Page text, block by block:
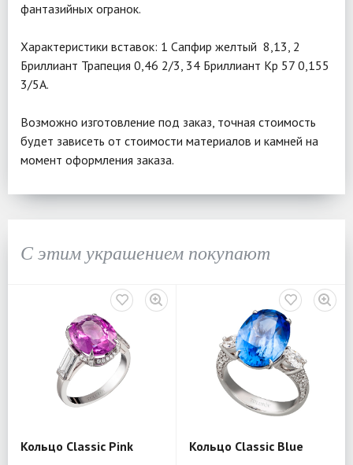
фантазийных огранок.
Характеристики вставок: 1 Сапфир желтый 8,13, 2
Бриллиант Трапеция 0,46 2/3, 34 Бриллиант Кр 57 0,155
3/5А.
Возможно изготовление под заказ, точная стоимость
будет зависеть от стоимости материалов и камней на
момент оформления заказа.
С этим украшением покупают
Кольцо Classic Pink Кольцо Classic Blue